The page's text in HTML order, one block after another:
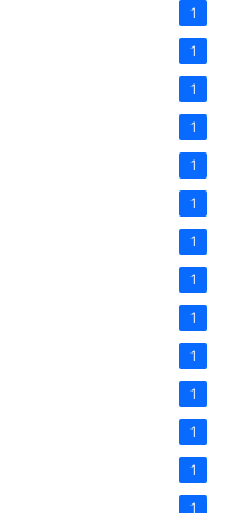
1
1
1
1
1
1
1
1
1
1
1
1
1
1